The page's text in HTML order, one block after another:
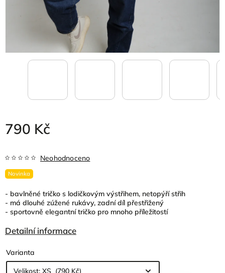
790 Kč
Novinka
Neohodnoceno
- bavlněné tričko s lodičkovým výstřihem, netopýří střih
- má dlouhé zúžené rukávy, zadní díl přestřižený
- sportovně elegantní tričko pro mnoho příležitostí
Detailní informace
Varianta